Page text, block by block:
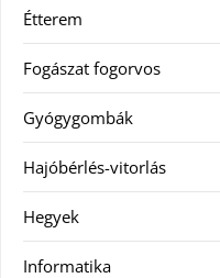
Étterem
Fogászat fogorvos
Gyógygombák
Hajóbérlés-vitorlás
Hegyek
Informatika